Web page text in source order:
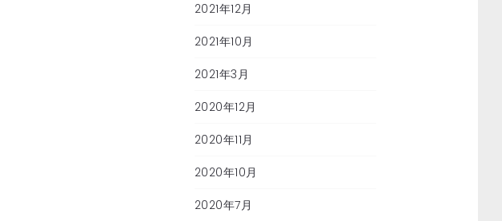
2021年12月
2021年10月
2021年3月
2020年12月
2020年11月
2020年10月
2020年7月